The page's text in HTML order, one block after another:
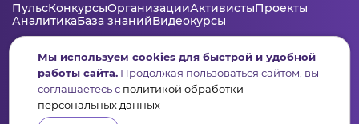
ПульсКонкурсыОрганизацииАктивистыПроекты
АналитикаБаза знанийВидеокурсы
Контакты
+7 (346) 735-11-30
Мы используем cookies для быстрой и удобной
работы сайта. Продолжая пользоваться сайтом, вы
соглашаетесь с политикой обработки
персональных данных